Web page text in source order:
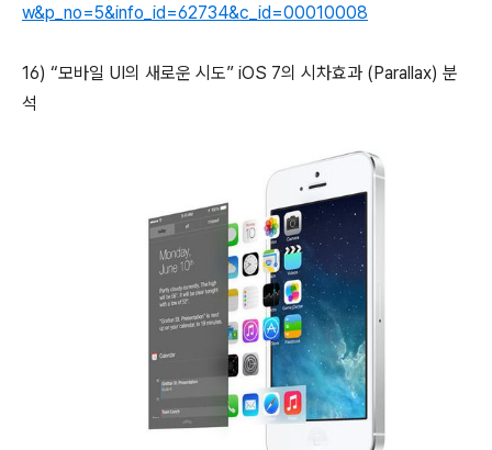
w&p_no=5&info_id=62734&c_id=00010008
16) “모바일 UI의 새로운 시도” iOS 7의 시차효과 (Parallax) 분
석